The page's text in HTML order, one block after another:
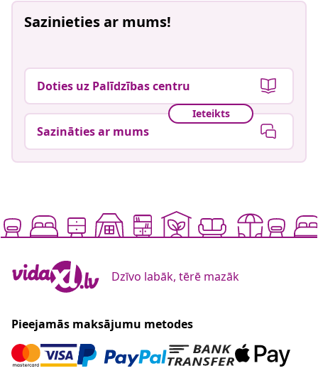
Sazinieties ar mums!
Doties uz Palīdzības centru
Ieteikts
Sazināties ar mums
Dzīvo labāk, tērē mazāk
Pieejamās maksājumu metodes